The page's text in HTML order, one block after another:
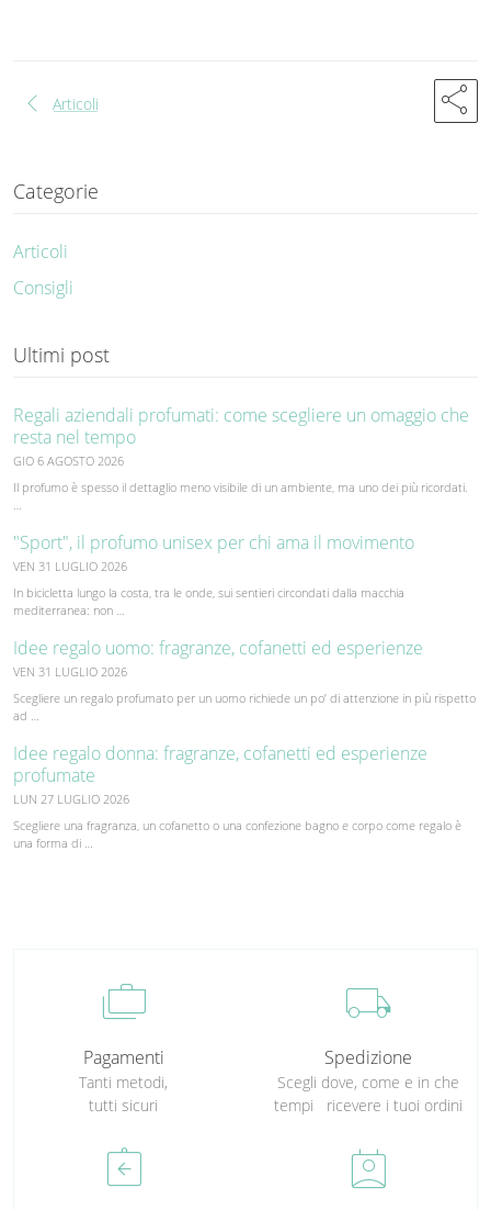
chevron_left Articoli share
Categorie
Articoli
Consigli
Ultimi post
Regali aziendali profumati: come scegliere un omaggio che
resta nel tempo
GIO 6 AGOSTO 2026
Il profumo è spesso il dettaglio meno visibile di un ambiente, ma uno dei più ricordati.
"Sport", il profumo unisex per chi ama il movimento
VEN 31 LUGLIO 2026
In bicicletta lungo la costa, tra le onde, sui sentieri circondati dalla macchia
mediterranea: non …
Idee regalo uomo: fragranze, cofanetti ed esperienze
VEN 31 LUGLIO 2026
Scegliere un regalo profumato per un uomo richiede un po’ di attenzione in più rispetto
ad …
Idee regalo donna: fragranze, cofanetti ed esperienze
profumate
LUN 27 LUGLIO 2026
Scegliere una fragranza, un cofanetto o una confezione bagno e corpo come regalo è
una forma di …
cases
Pagamenti
Tanti metodi,
tutti sicuri
local_shipping
Spedizione
Scegli dove, come e in che
tempi ricevere i tuoi ordini
assignment_return perm_contact_calendar